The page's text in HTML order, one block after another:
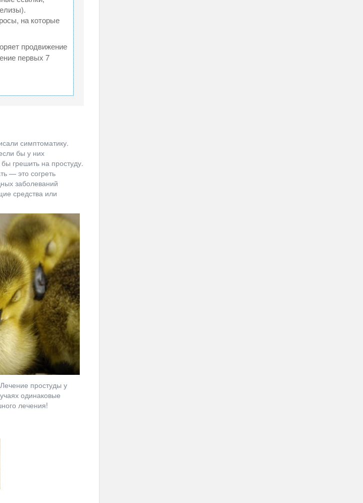
на которые
продвижение
первых 7
симптоматику.
бы у них
грешить на простуду.
— это согреть
заболеваний
средства или
простуды у
одинаковые
лечения!